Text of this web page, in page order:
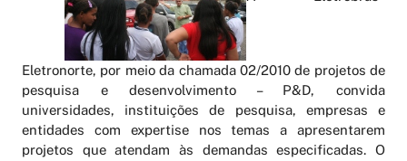
Eletronorte, por meio da chamada 02/2010 de projetos de
pesquisa e desenvolvimento – P&D, convida
universidades, instituições de pesquisa, empresas e
entidades com expertise nos temas a apresentarem
projetos que atendam às demandas especificadas. O